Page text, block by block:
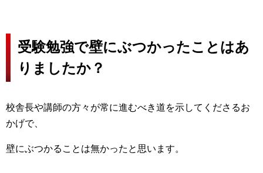
受験勉強で壁にぶつかったことはあ
りましたか？
校舎長や講師の方々が常に進むべき道を示してくださるお
かげで、
壁にぶつかることは無かったと思います。